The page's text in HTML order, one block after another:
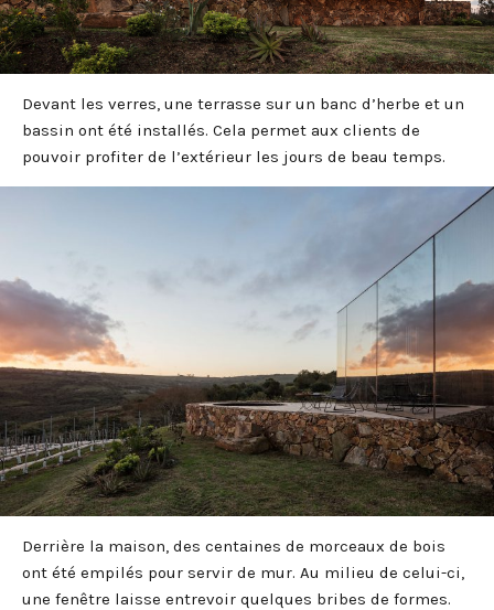
Devant les verres, une terrasse sur un banc d’herbe et un
bassin ont été installés. Cela permet aux clients de
pouvoir profiter de l’extérieur les jours de beau temps.
Derrière la maison, des centaines de morceaux de bois
ont été empilés pour servir de mur. Au milieu de celui-ci,
une fenêtre laisse entrevoir quelques bribes de formes.